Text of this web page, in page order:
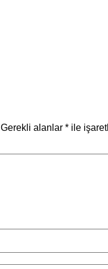
Gerekli alanlar * ile